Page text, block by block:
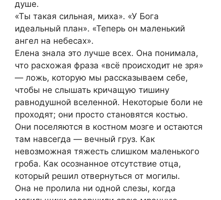
душе.
«Ты такая сильная, миха». «У Бога
идеальный план». «Теперь он маленький
ангел на небесах».
Елена знала это лучше всех. Она понимала,
что расхожая фраза «всё происходит не зря»
— ложь, которую мы рассказываем себе,
чтобы не слышать кричащую тишину
равнодушной вселенной. Некоторые боли не
проходят; они просто становятся костью.
Они поселяются в костном мозге и остаются
там навсегда — вечный груз. Как
невозможная тяжесть слишком маленького
гроба. Как осознанное отсутствие отца,
который решил отвернуться от могилы.
Она не пролила ни одной слезы, когда